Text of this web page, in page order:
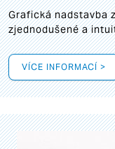
Grafickánadstavba
zjednodušené a
VÍCE INFORMACÍ >